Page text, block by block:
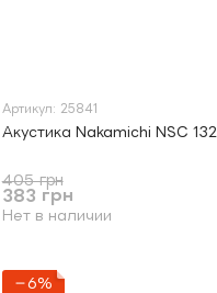
Артикул: 25841
Акустика Nakamichi NSC 132
405 грн
383 грн
Нет в наличии
−6%